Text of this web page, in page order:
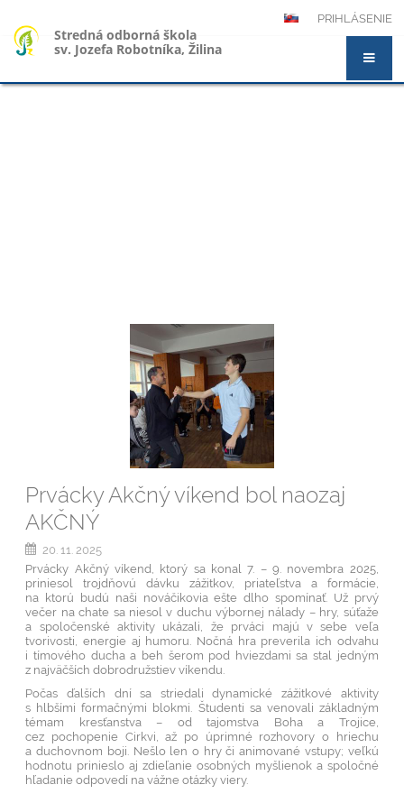
PRIHLÁSENIE
Stredná odborná škola
sv. Jozefa Robotníka, Žilina
Prvácky Akčný víkend bol naozaj
AKČNÝ
20. 11. 2025
Prvácky Akčný víkend, ktorý sa konal 7. – 9. novembra 2025,
priniesol trojdňovú dávku zážitkov, priateľstva a formácie,
na ktorú budú naši nováčikovia ešte dlho spomínať. Už prvý
večer na chate sa niesol v duchu výbornej nálady – hry, súťaže
a spoločenské aktivity ukázali, že prváci majú v sebe veľa
tvorivosti, energie aj humoru. Nočná hra preverila ich odvahu
i tímového ducha a beh šerom pod hviezdami sa stal jedným
z najväčších dobrodružstiev víkendu.
Počas ďalších dní sa striedali dynamické zážitkové aktivity
s hlbšími formačnými blokmi. Študenti sa venovali základným
témam kresťanstva – od tajomstva Boha a Trojice,
cez pochopenie Cirkvi, až po úprimné rozhovory o hriechu
a duchovnom boji. Nešlo len o hry či animované vstupy; veľkú
hodnotu prinieslo aj zdieľanie osobných myšlienok a spoločné
hľadanie odpovedí na vážne otázky viery.